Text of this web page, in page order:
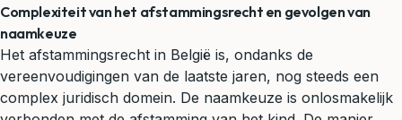
Complexiteit van het afstammingsrecht en gevolgen van
naamkeuze
Het afstammingsrecht in België is, ondanks de
vereenvoudigingen van de laatste jaren, nog steeds een
complex juridisch domein. De naamkeuze is onlosmakelijk